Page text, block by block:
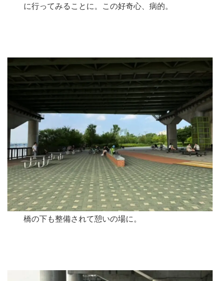
に行ってみることに。この好奇心、病的。
橋の下も整備されて憩いの場に。